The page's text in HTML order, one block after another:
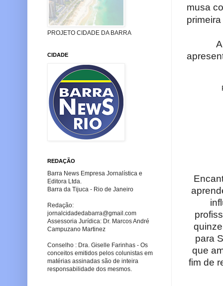
musa
para
que
fim de
PROJETO CIDADE DA BARRA
CIDADE
REDAÇÃO
Barra News Empresa Jornalística e
Editora Ltda.
Barra da Tijuca - Rio de Janeiro
Redação:
jornalcidadedabarra@gmail.com
Assessoria Jurídica: Dr. Marcos André
Campuzano Martinez
Conselho : Dra. Giselle Farinhas - Os
conceitos emitidos pelos colunistas em
matérias assinadas são de inteira
responsabilidade dos mesmos.